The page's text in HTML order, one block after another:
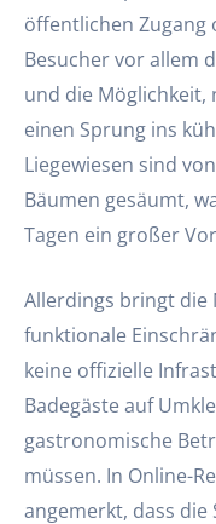
öffentlichen Zugang
Besucher vor allem
und die
einen Sprung ins
Liegewiesen sind
Bäumen gesäumt,
Tagen ein großer
Allerdings bringt die
funktionale
keine offizielle
Badegäste auf
gastronomische
müssen. In Online-
angemerkt, dass